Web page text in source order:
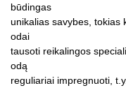
būdingas
unikalias savybes, tokias
odai
tausoti reikalingos
odą
reguliariai impregnuoti,